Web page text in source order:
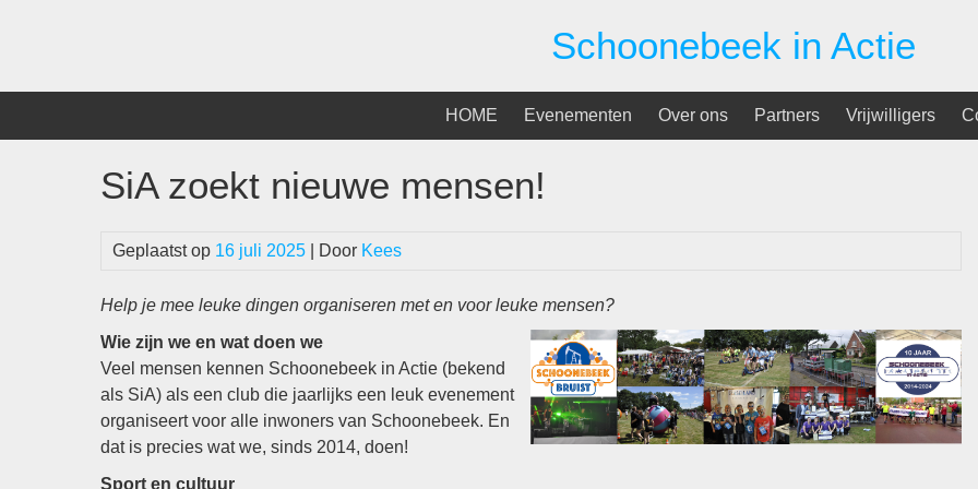
Schoonebeek in Actie
HOME Evenementen Over ons Partners Vrijwilligers
SiA zoekt nieuwe mensen!
Geplaatst op 16 juli 2025 | Door Kees
Help je mee leuke dingen organiseren met en voor leuke mensen?
Wie zijn we en wat doen we
Veel mensen kennen Schoonebeek in Actie (bekend
als SiA) als een club die jaarlijks een leuk evenement
organiseert voor alle inwoners van Schoonebeek. En
dat is precies wat we, sinds 2014, doen!
Sport en cultuur